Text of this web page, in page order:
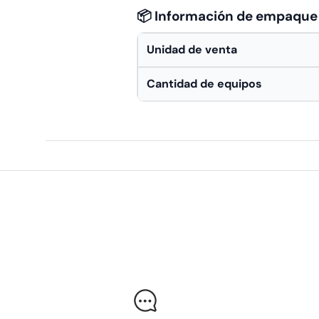
📦 Información de empaque
Unidad de venta
Cantidad de equipos